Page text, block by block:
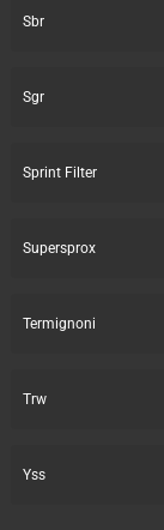
Sbr
Sgr
Sprint Filter
Supersprox
Termignoni
Trw
Yss